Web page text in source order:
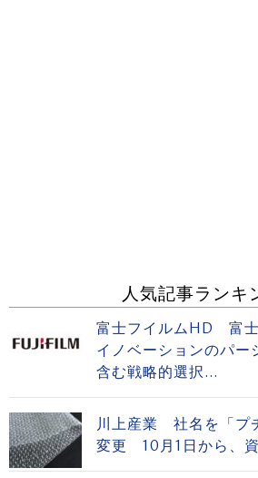
人気記事ランキ
富士フイルムHD 富
イノベーションのパー
含む戦略的選択...
川上産業 社名を「プ
変更 10月1日から、